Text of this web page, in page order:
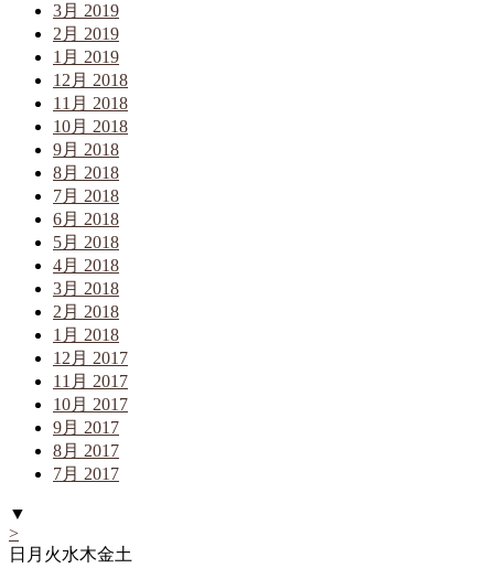
3月 2019
2月 2019
1月 2019
12月 2018
11月 2018
10月 2018
9月 2018
8月 2018
7月 2018
6月 2018
5月 2018
4月 2018
3月 2018
2月 2018
1月 2018
12月 2017
11月 2017
10月 2017
9月 2017
8月 2017
7月 2017
▼
>
日 月 火水木金土